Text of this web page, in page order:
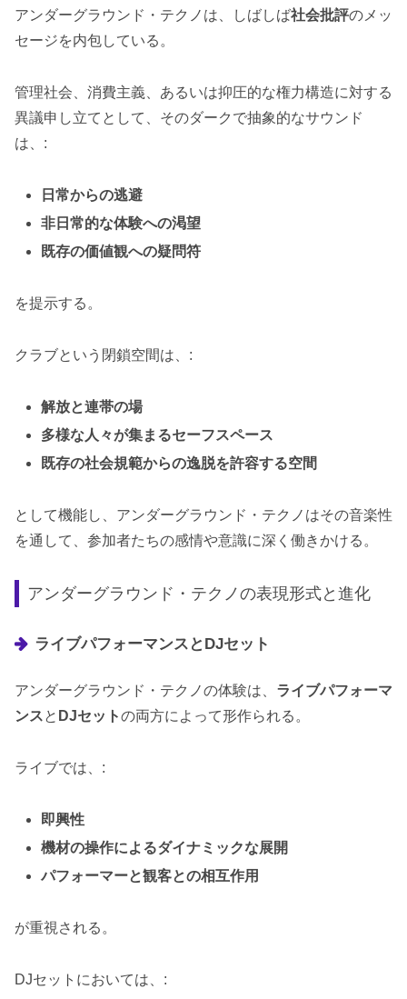
アンダーグラウンド・テクノは、しばしば社会批評のメッ
セージを内包している。
管理社会、消費主義、あるいは抑圧的な権力構造に対する
異議申し立てとして、そのダークで抽象的なサウンド
は、:
日常からの逃避
非日常的な体験への渇望
既存の価値観への疑問符
を提示する。
クラブという閉鎖空間は、:
解放と連帯の場
多様な人々が集まるセーフスペース
既存の社会規範からの逸脱を許容する空間
として機能し、アンダーグラウンド・テクノはその音楽性
を通して、参加者たちの感情や意識に深く働きかける。
アンダーグラウンド・テクノの表現形式と進化
ライブパフォーマンスとDJセット
アンダーグラウンド・テクノの体験は、 ライブパフォーマ
ンスと DJセットの両方によって形作られる。
ライブでは、:
即興性
機材の操作によるダイナミックな展開
パフォーマーと観客との相互作用
が重視される。
DJセットにおいては、: